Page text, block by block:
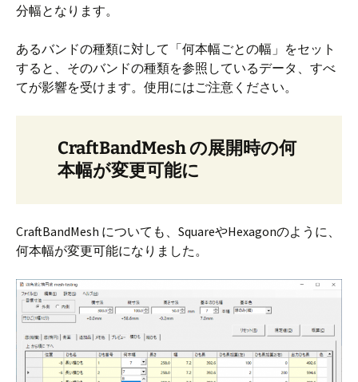
分幅となります。
あるバンドの種類に対して「何本幅ごとの幅」をセット
すると、そのバンドの種類を参照しているデータ、すべ
てが影響を受けます。使用にはご注意ください。
CraftBandMesh の展開時の何
本幅が変更可能に
CraftBandMesh についても、SquareやHexagonのように、
何本幅が変更可能になりました。